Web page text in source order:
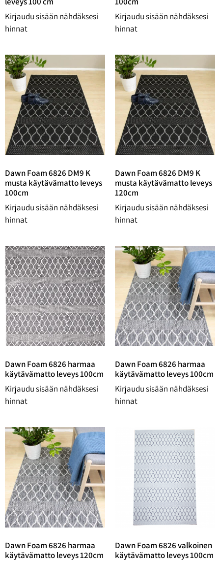
Kirjaudu sisään nähdäksesi
hinnat
Kirjaudu sisään nähdäksesi
hinnat
Dawn Foam 6826 DM9 K
musta käytävämatto leveys
100cm
Kirjaudu sisään nähdäksesi
hinnat
Dawn Foam 6826 DM9 K
musta käytävämatto leveys
120cm
Kirjaudu sisään nähdäksesi
hinnat
Dawn Foam 6826 harmaa
käytävämatto leveys 100cm
Kirjaudu sisään nähdäksesi
hinnat
Dawn Foam 6826 harmaa
käytävämatto leveys 100cm
Kirjaudu sisään nähdäksesi
hinnat
Dawn Foam 6826 harmaa
käytävämatto leveys 120cm
Dawn Foam 6826 valkoinen
käytävämatto leveys 100cm